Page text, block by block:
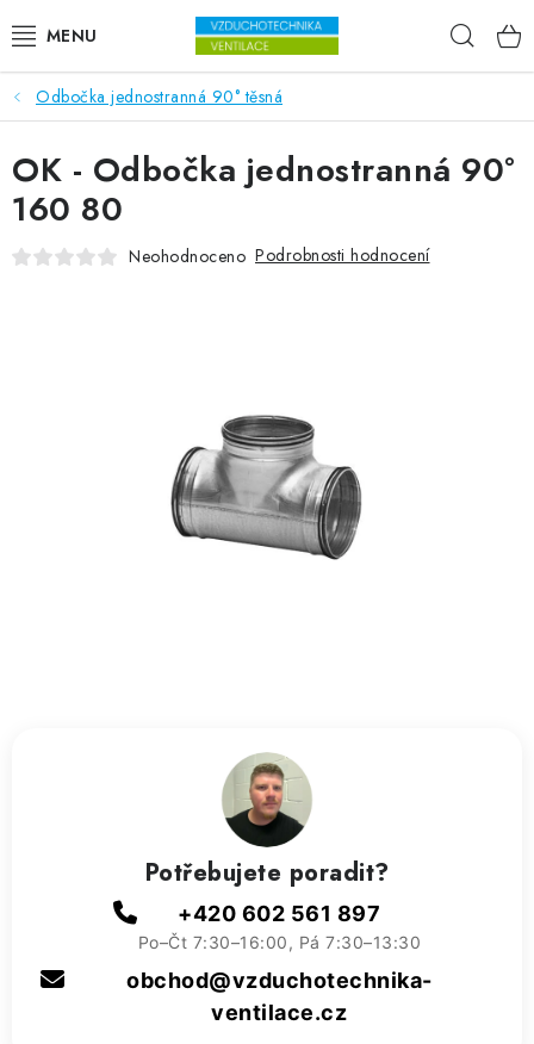
VENTILÁTORY
VZDUCHOTECHNIKA
REKUPERACE
ZVLHČOVAČE VZDUCHU PRŮMYSLOVÉ
Kontakty
Odbočka jednostranná 90° těsná
OK - Odbočka jednostranná 90°
160 80
Neohodnoceno Podrobnosti hodnocení
Potřebujete poradit?
+420 602 561 897
Po–Čt 7:30–16:00, Pá 7:30–13:30
obchod@vzduchotechnika-
ventilace.cz